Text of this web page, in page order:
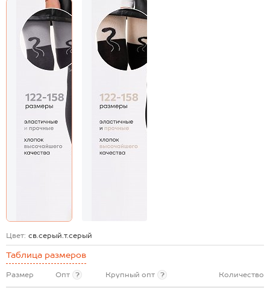
Цвет: св.серый.т.серый
Таблица размеров
Размер Опт ? Крупный опт ? Количество